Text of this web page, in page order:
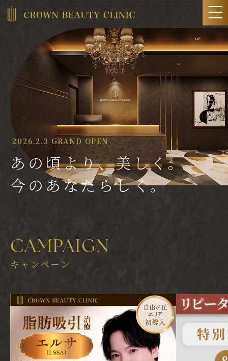
2026.2.3 GRAND OPEN
あの頃より、美しく。
今のあなたらしく。
CAMPAIGN
キャンペーン